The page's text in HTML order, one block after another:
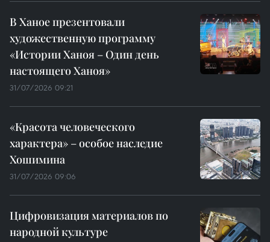
В Ханое презентовали
художественную программу
«Истории Ханоя – Один день
настоящего Ханоя»
31/07/2026 09:21
«Красота человеческого
характера» – особое наследие
Хошимина
31/07/2026 09:06
Цифровизация материалов по
народной культуре